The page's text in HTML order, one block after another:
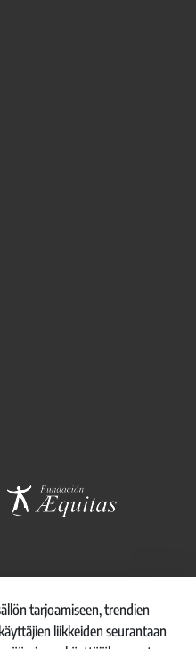
tarjoamiseen, trendien
liikkeiden seurantaan